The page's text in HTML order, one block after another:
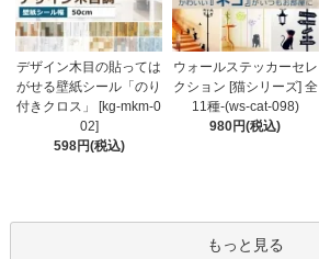
デザイン木目の貼っては
がせる壁紙シール「のり
付きクロス」 [kg-mkm-0
02]
598円(税込)
ウォールステッカーセレ
クション [猫シリーズ] 全
11種-(ws-cat-098)
980円(税込)
もっと見る